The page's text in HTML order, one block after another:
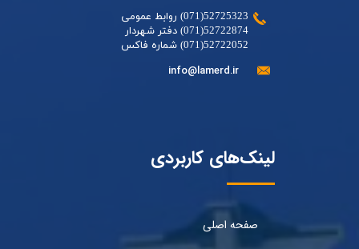
52725323(071) روابط عمومی
52722874(071) دفتر شهردار
52722052(071) شماره فاکس
info@lamerd.ir
لینک‌های کاربردی
صفحه اصلی